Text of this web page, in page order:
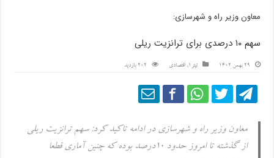
معاون وزیر راه و شهرسازی:
سهم ۱۰ درصدی برای ترانزیت ریلی
29 بهمن 1402 تیتر1 ,اقتصادی 202 بازدید
معاون وزیر راه و شهرسازی در ادامه تاکید کرد: سهم ترانزیت ریلی
از گذشته تا امروز حدود ۱۰درصد بوده که چنین آماری قطعا